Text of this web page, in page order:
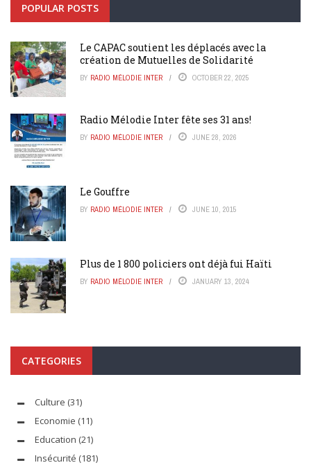
POPULAR POSTS
Le CAPAC soutient les déplacés avec la
création de Mutuelles de Solidarité
BY RADIO MÉLODIE INTER OCTOBER 22, 2025
Radio Mélodie Inter fête ses 31 ans!
BY RADIO MÉLODIE INTER JUNE 28, 2026
Le Gouffre
BY RADIO MÉLODIE INTER JUNE 10, 2015
Plus de 1 800 policiers ont déjà fui Haïti
BY RADIO MÉLODIE INTER JANUARY 13, 2024
CATEGORIES
Culture (31)
Economie (11)
Education (21)
Insécurité (181)